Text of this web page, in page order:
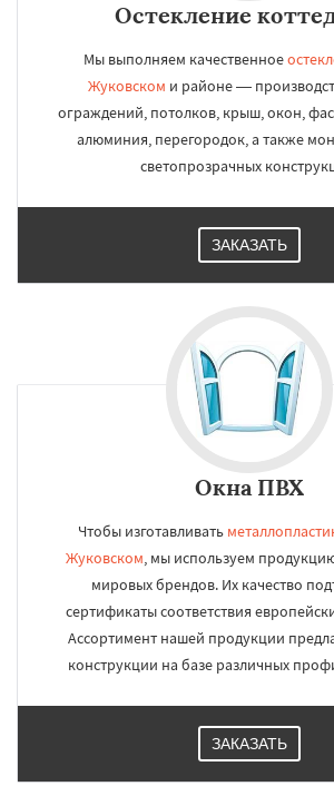
Остекление
Мы выполняем качественное
Жуковском и районе —
ограждений, потолков, крыш, окон,
алюминия, перегородок, а также
светопрозрачных
ЗАКАЗАТЬ
Окна ПВХ
Чтобы изготавливать
Жуковском, мы используем
мировых брендов. Их качество
сертификаты соответствия
Ассортимент нашей продукции
конструкции на базе различных
ЗАКАЗАТЬ